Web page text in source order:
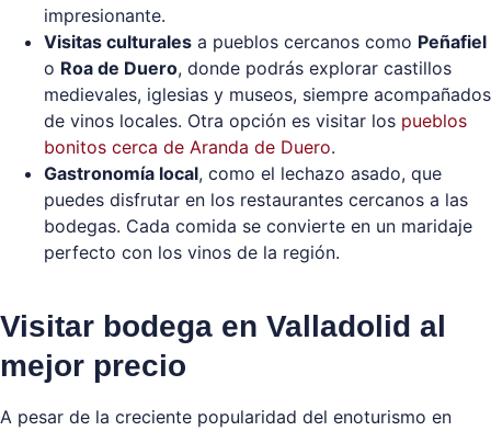
impresionante.
Visitas culturales a pueblos cercanos como Peñafiel
o Roa de Duero, donde podrás explorar castillos
medievales, iglesias y museos, siempre acompañados
de vinos locales. Otra opción es visitar los pueblos
bonitos cerca de Aranda de Duero.
Gastronomía local, como el lechazo asado, que
puedes disfrutar en los restaurantes cercanos a las
bodegas. Cada comida se convierte en un maridaje
perfecto con los vinos de la región.
Visitar bodega en Valladolid al
mejor precio
A pesar de la creciente popularidad del enoturismo en